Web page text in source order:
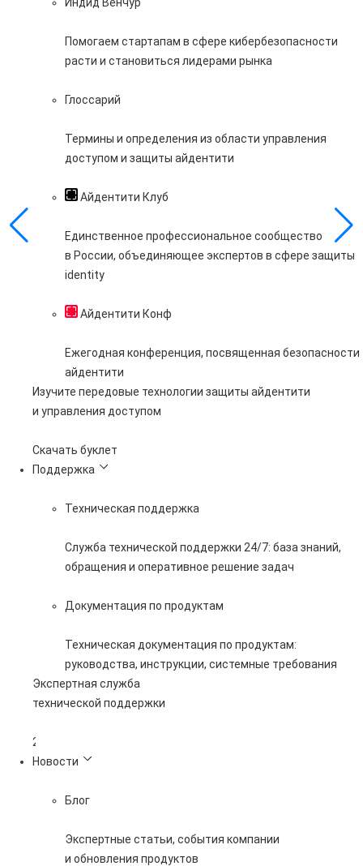
Помогаем стартапам в сфере кибербезопасности
расти и становиться лидерами рынка
Глоссарий
Термины и определения из области управления
доступом и защиты айдентити
Айдентити Клуб
Единственное профессиональное сообщество
в России, объединяющее экспертов в сфере защиты
identity
Айдентити Конф
Ежегодная конференция, посвященная безопасности
айдентити
Изучите передовые технологии защиты айдентити
и управления доступом
Скачать буклет
Поддержка
Техническая поддержка
Служба технической поддержки 24/7: база знаний,
обращения и оперативное решение задач
Документация по продуктам
Техническая документация по продуктам:
руководства, инструкции, системные требования
Экспертная служба
технической поддержки
365 дней
Новости
Блог
Экспертные статьи, события компании
и обновления продуктов